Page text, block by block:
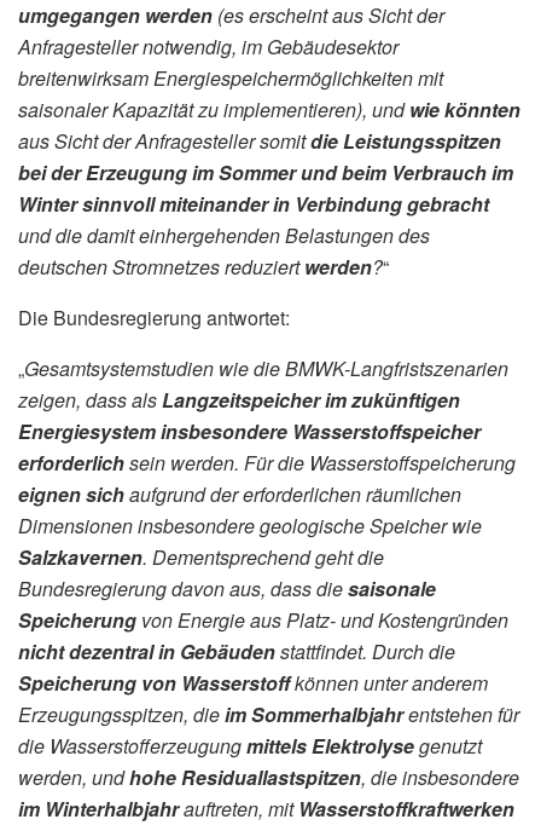
umgegangen werden (es erscheint aus Sicht der
Anfragesteller notwendig, im Gebäudesektor
breitenwirksam Energiespeichermöglichkeiten mit
saisonaler Kapazität zu implementieren), undwie könnten
aus Sicht der Anfragesteller somitdie Leistungsspitzen
bei der Erzeugung im Sommer und beim Verbrauch im
Winter sinnvoll miteinander in Verbindung gebracht
und die damit einhergehenden Belastungen des
deutschen Stromnetzes reduziertwerden?“
Die Bundesregierung antwortet:
„Gesamtsystemstudien wie die BMWK-Langfristszenarien
zeigen, dass alsLangzeitspeicher im zukünftigen
Energiesystem insbesondere Wasserstoffspeicher
erforderlichsein werden. Für die Wasserstoffspeicherung
eignen sichaufgrund der erforderlichen räumlichen
Dimensionen insbesondere geologische Speicher wie
Salzkavernen. Dementsprechend geht die
Bundesregierung davon aus, dass diesaisonale
Speicherung von Energie aus Platz- und Kostengründen
nicht dezentral in Gebäudenstattfindet. Durch die
Speicherung von Wasserstoffkönnen unter anderem
Erzeugungsspitzen, dieim Sommerhalbjahrentstehen für
die Wasserstofferzeugungmittels Elektrolysegenutzt
werden, undhohe Residuallastspitzen, die insbesondere
im Winterhalbjahrauftreten, mit Wasserstoffkraftwerken